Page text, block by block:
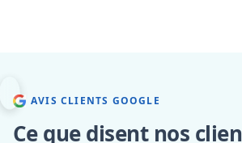
AVIS CLIENTS GOOGLE
Ce que disent nos